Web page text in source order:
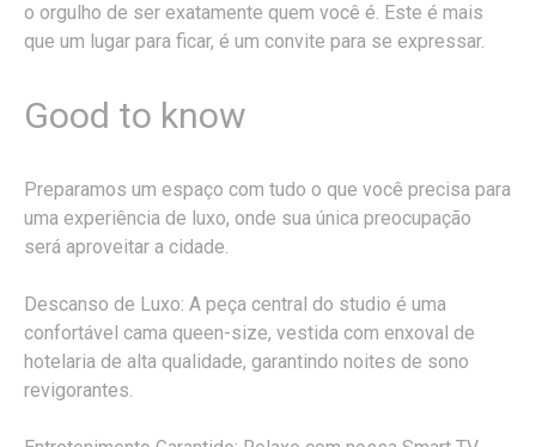
o orgulho de ser exatamente quem você é. Este é mais
que um lugar para ficar, é um convite para se expressar.
Good to know
Preparamos um espaço com tudo o que você precisa para
uma experiência de luxo, onde sua única preocupação
será aproveitar a cidade.
Descanso de Luxo: A peça central do studio é uma
confortável cama queen-size, vestida com enxoval de
hotelaria de alta qualidade, garantindo noites de sono
revigorantes.